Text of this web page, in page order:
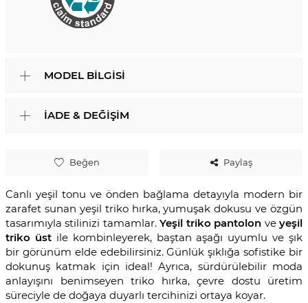
Beğen Paylaş
Canlı yeşil tonu ve önden bağlama detayıyla modern bir
zarafet sunan yeşil triko hırka, yumuşak dokusu ve özgün
tasarımıyla stilinizi tamamlar.Yeşil triko pantolon veyeşil
triko üstile kombinleyerek, baştan aşağı uyumlu ve şık
bir görünüm elde edebilirsiniz. Günlük şıklığa sofistike bir
dokunuş katmak için ideal! Ayrıca, sürdürülebilir moda
anlayışını benimseyen triko hırka, çevre dostu üretim
süreciyle de doğaya duyarlı tercihinizi ortaya koyar.
MODEL BILGISI
İADE & DEĞIŞIM